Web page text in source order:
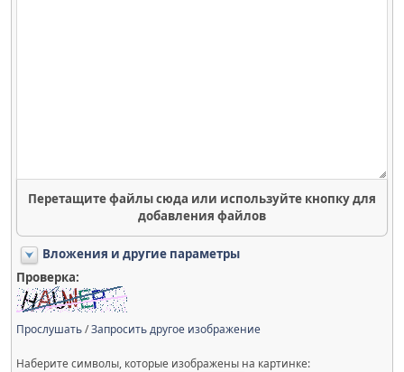
Перетащите файлы сюда или используйте кнопку для
добавления файлов
Вложения и другие параметры
Проверка:
Прослушать/Запросить другое изображение
Наберите символы, которые изображены на картинке: